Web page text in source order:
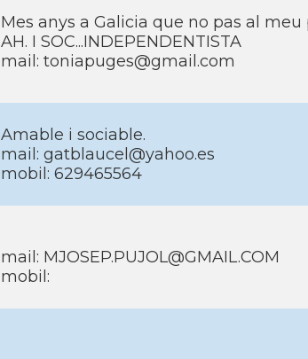
Mes anys a Galicia que no pas al
AH. I SOC...INDEPENDENTISTA
mail: toniapuges@gmail.com
Amable i sociable.
mail: gatblaucel@yahoo.es
mobil: 629465564
mail: MJOSEP.PUJOL@GMAIL.COM
mobil: